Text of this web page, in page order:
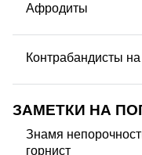
Афродиты
Контрабандисты
ЗАМЕТКИ НА
Знамя
горнист